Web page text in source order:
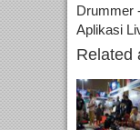
Drummer
Aplikasi
Related